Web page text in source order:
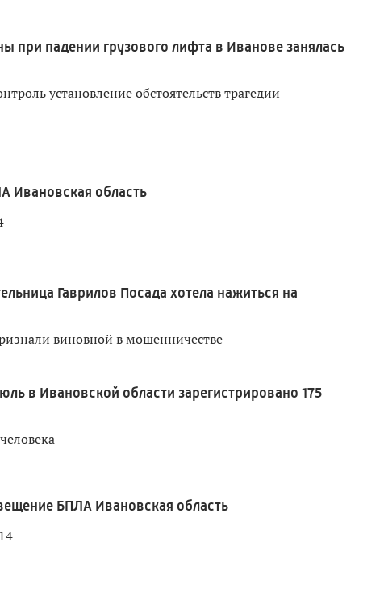
при падении грузового лифта в Иванове занялась
установление обстоятельств трагедии
Ивановская область
Гаврилов Посада хотела нажиться на
виновной в мошенничестве
в Ивановской области зарегистрировано 175
БПЛА Ивановская область